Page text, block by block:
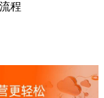
程